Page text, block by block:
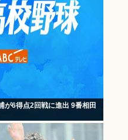
が6得点2回戦に進出 9番相田